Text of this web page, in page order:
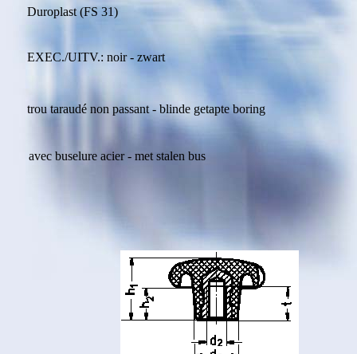
Duroplast (FS 31)
EXEC./UITV.: noir - zwart
trou taraudé non passant - blinde getapte boring
avec buselure acier - met stalen bus